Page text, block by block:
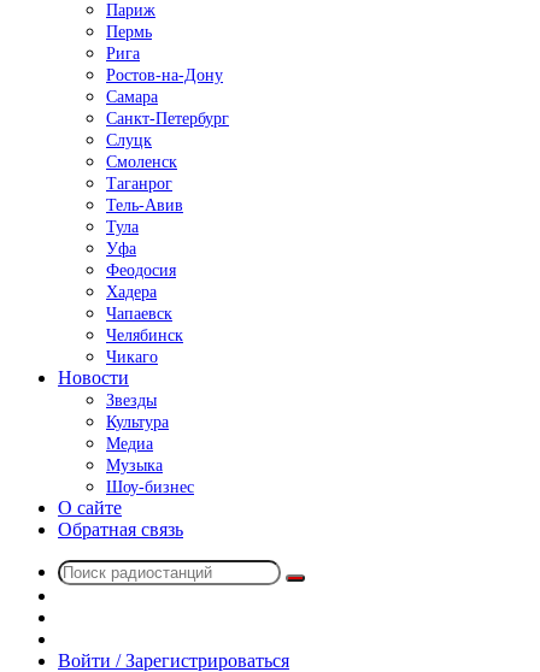
Париж
Пермь
Рига
Ростов-на-Дону
Самара
Санкт-Петербург
Слуцк
Смоленск
Таганрог
Тель-Авив
Тула
Уфа
Феодосия
Хадера
Чапаевск
Челябинск
Чикаго
Новости
Звезды
Культура
Медиа
Музыка
Шоу-бизнес
О сайте
Обратная связь
Поиск
радио
Войти / Зарегистрироваться